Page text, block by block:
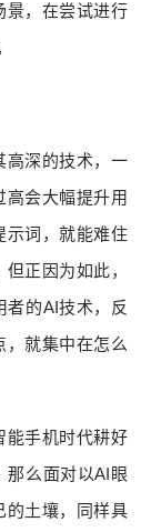
景，在尝试进行
高深的技术，一
高会大幅提升用
示词，就能难住
正因为如此，
者的AI技术，反
，就集中在怎么
能手机时代耕好
那么面对以AI眼
的土壤，同样具